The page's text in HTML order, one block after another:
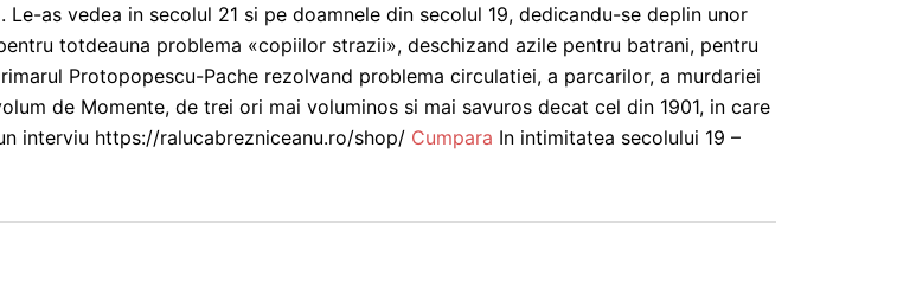
as vedea in secolul 21 si pe doamnele din secolul 19, dedicandu-se deplin unor
totdeauna problema «copiilor strazii», deschizand azile pentru batrani, pentru
Protopopescu-Pache rezolvand problema circulatiei, a parcarilor, a murdariei
de Momente, de trei ori mai voluminos si mai savuros decat cel din 1901, in care
interviu https://ralucabrezniceanu.ro/shop/ Cumpara In intimitatea secolului 19 –